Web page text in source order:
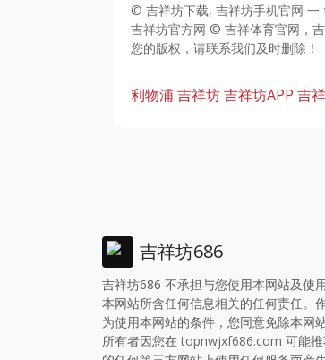
© 吉祥坊下载, 吉祥坊手机官网
吉祥坊官方网 © 吉祥体育官网，
您的版权，请联系我们及时删除！
利物浦 吉祥坊吉祥坊APP 吉
吉祥坊686
吉祥坊686 不承担与您使用本网站及使
本网站所含任何信息相关的任何责任。
为使用本网站的条件，您同意免除本网
所有者因您在topnwjxf686.com 可能